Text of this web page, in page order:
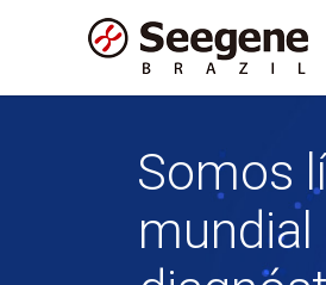
Somos